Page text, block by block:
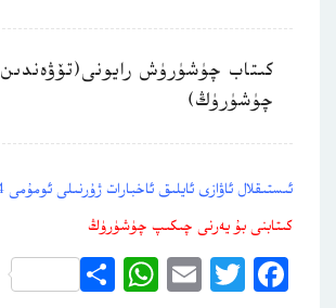
كىتاب چۈشۈرۈش رايونى(تۆۋەندىن
چۈشۈرۈڭ)
ئىستىقلال ئاۋازى ئايلىق ئاخبارات ژۇرنىلى ئومۇمى 14-سان
كىتابنى بۇ يەرنى چىكىپ چۈشۈرۈڭ
Facebook
Twitter
Email
WhatsApp
Share